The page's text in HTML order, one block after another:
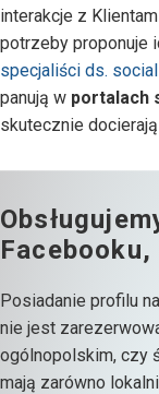
interakcje z
potrzeby proponuje
specjaliści ds.
panują w portalach
skutecznie
Posiadanie profilu
nie jest
ogólnopolskim, czy
mają zarówno